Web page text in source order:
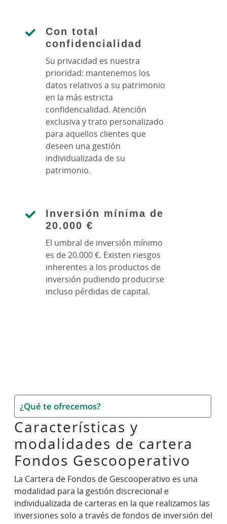
Con total
confidencialidad
Su privacidad es nuestra
prioridad: mantenemos los
datos relativos a su patrimonio
en la más estricta
confidencialidad. Atención
exclusiva y trato personalizado
para aquellos clientes que
deseen una gestión
individualizada de su
patrimonio.
Inversión mínima de
20.000 €
El umbral de inversión mínimo
es de 20.000 €. Existen riesgos
inherentes a los productos de
inversión pudiendo producirse
incluso pérdidas de capital.
¿Qué te ofrecemos?
Características y
modalidades de cartera
Fondos Gescooperativo
La Cartera de Fondos de Gescooperativo es una
modalidad para la gestión discrecional e
individualizada de carteras en la que realizamos las
inversiones solo a través de fondos de inversión del